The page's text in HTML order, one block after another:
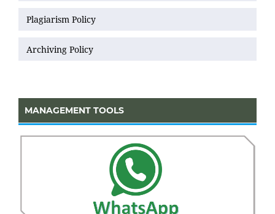
Plagiarism Policy
Archiving Policy
MANAGEMENT TOOLS